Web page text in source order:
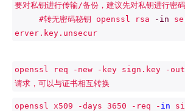
要对私钥进行传输/备份，建议先对私钥进行密
     #转无密码秘钥 openssl rsa
-in
erver.key.unsecur
openssl req -new -key sign.key -
请求，可以与证书相互转换
openssl x509 -days 3650 -req - in